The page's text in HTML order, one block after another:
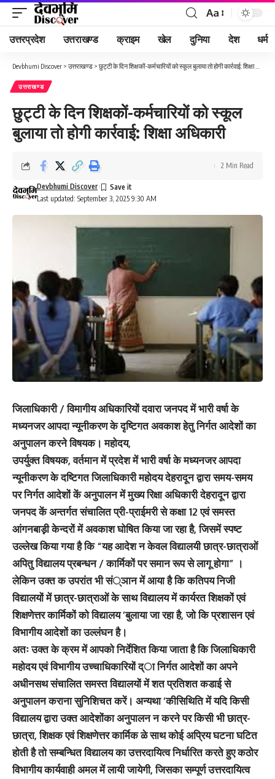
Font
Resizer
Aa
उत्तरप्रदेश उत्तराखण्ड क्राइम खेल दुनिया देश धर्म
Devbhumi Discover > उत्तराखण्ड > छुट्टी के दिन शिक्षकों-कर्मचारियों को स्कूल बुलाया तो होगी कार्रवाई: शिक्षा अधिकारी
उत्तराखण्ड
छुट्टी के दिन शिक्षकों-कर्मचारियों को स्कूल
बुलाया तो होगी कार्रवाई: शिक्षा अधिकारी
Last updated: September 3, 2025 9:30 AM
Devbhumi Discover
2 Min Read
जिलाधिकारी / विमागीय अधिकारियों दवारा जनपद में भारी वर्षा के
मध्यनजर आपदा न्यूनीकरण के दृष्टिगत अवकाश हेतु निर्गत आदेशों का
अनुपालन करने विषयक। महोदय,
उपर्युक्त विषयक, वर्तमान में प्रदेश में भारी वर्षा के मध्यनजर आपदा
न्यूनीकरण के दष्टिगत जिलाधिकारी महोदय देहरादून द्वारा समय-समय
पर निर्गत आदेशों कें अनुपालन में मुख्य रिक्षा अधिकारी देहरादून द्वारा
जनपद कें अन्तर्गत संचालित प्री-प्राईमरी से कक्षा 12 एवं समस्त
आंगनबाड़़ी केन्दरों में अवकाश घोषित किया जा रहा है, जिसमें स्पष्ट
उल्लेख किया गया है कि “यह आदेश न केवल विद्यालयी छात्र-छात्राओं
अपितु विद्यालय प्रबन्धन / कार्मिकों पर समान रूप से लागू होगा” ।
लेकिन उक्त क उपरांत भी सं्ञान में आया है कि कतिपय निजी
विद्यालयों में छात्र-छात्राओं के साथ विद्यालय में कार्यरत शिक्षकों एवं
शिक्षणेत्तर कार्मिकों को विद्यालय ‘बुलाया जा रहा है, जो कि प्रशासन एवं
विभागीय आदेशों का उल्लंघन है।
अतः उक्त के क्रम में आपको निर्देशित किया जाता है कि जिलाधिकारी
महोदय एवं विभागीय उच्चाधिकारियों द्ा निर्गत आदेशों का अपने
अधीनसथ संचालित समस्त विद्यालयों में शत प्रतिशत कडाई से
अनुपालन कराना सुनिशिचत करें। अन्यथा ‘कीसिथिति में यदि किसी
विद्यालय द्वारा उक्त आदेशोंका अनुपालन न करने पर किसी भी छात्र-
छात्रा, शिक्षक एवं शिक्षणेत्तर कार्मिक ळे साथ कोई अप्रिय घटना घटित
होती है तो सम्बन्धित विद्यालय का उत्तरदायित्व निर्धारित करते हुए कठोर
विभागीय कार्यवाही अमल में लायी जायेगी, जिसका सम्पूर्ण उत्तरदायित्व